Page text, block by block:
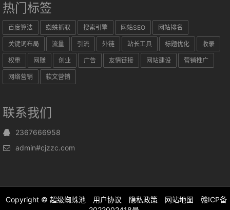
热门标签
百度算法 蜘蛛抓取 搜索引擎 网站SEO 网站排名
关键词布局 流量 引流 外链 站长工具 标题优化 收录
权重 网赚 创业 广告 友情链接 网站建设 营销推广
网络营销 软文营销
联系我们
2367666958
admin#cjzzc.com
Copyright © 超级蜘蛛池 用户协议 隐私政策 网站地图
赣ICP备